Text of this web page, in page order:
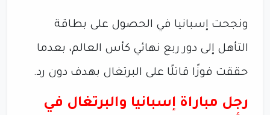
ونجحت إسبانيا في الحصول على بطاقة
التأهل إلى دور ربع نهائي كأس العالم، بعدما
حققت فوزًا قاتلًا على البرتغال بهدف دون رد.
رجل مباراة إسبانيا والبرتغال في